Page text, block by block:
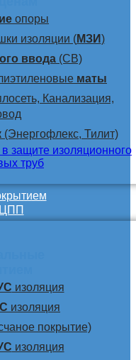
опоры
изоляции (МЗИ)
ввода (СВ)
маты
Канализация,
(Энергофлекс, Тилит)
изоляция
изоляция
покрытие)
изоляция